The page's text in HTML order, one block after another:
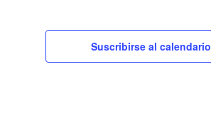
Suscribirse al calendario